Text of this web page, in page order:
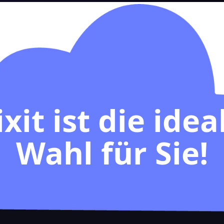
ist die
Wahl für Sie!